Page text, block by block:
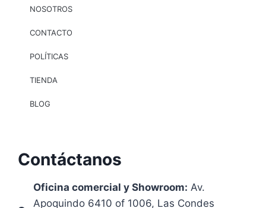
Contáctanos
Oficina comercial y Showroom: Av.
Apoquindo 6410 of 1006, Las Condes
NOSOTROS
CONTACTO
POLÍTICAS
TIENDA
BLOG